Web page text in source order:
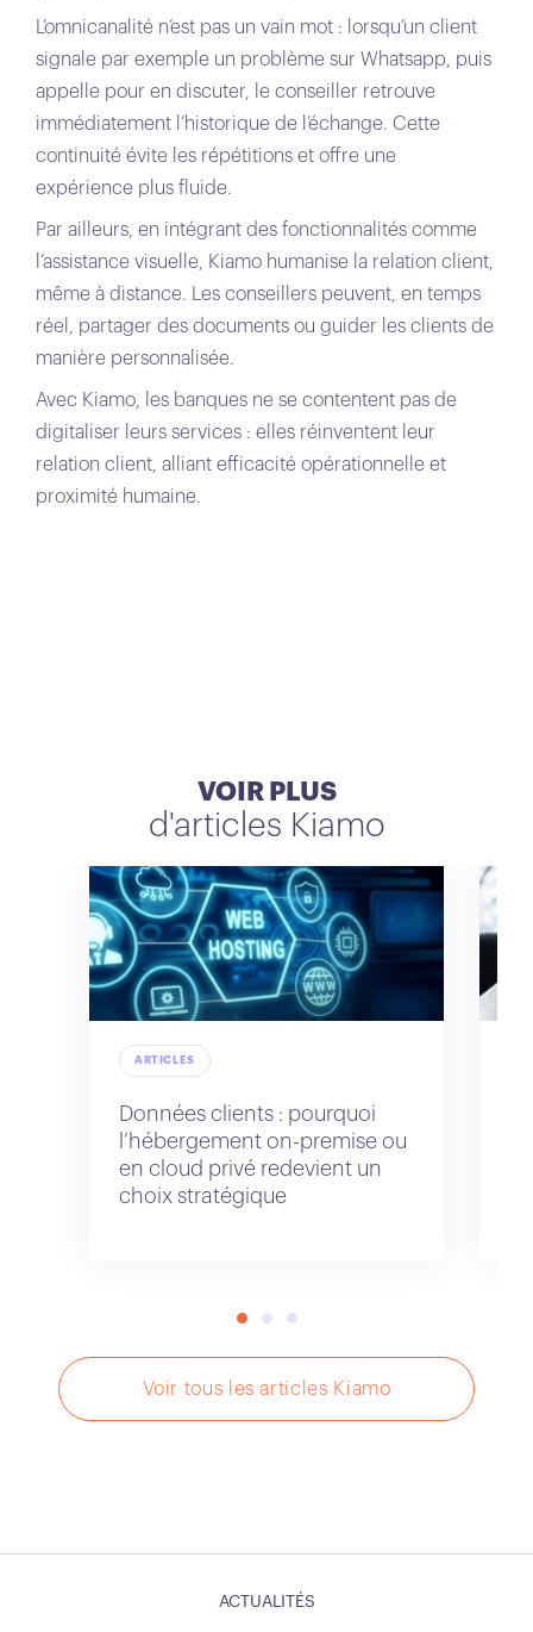
L’omnicanalité n’est pas un vain mot : lorsqu’un client
signale par exemple un problème sur Whatsapp, puis
appelle pour en discuter, le conseiller retrouve
immédiatement l’historique de l’échange. Cette
continuité évite les répétitions et offre une
expérience plus fluide.
Par ailleurs, en intégrant des fonctionnalités comme
l’assistance visuelle, Kiamo humanise la relation client,
même à distance. Les conseillers peuvent, en temps
réel, partager des documents ou guider les clients de
manière personnalisée.
Avec Kiamo, les banques ne se contentent pas de
digitaliser leurs services : elles réinventent leur
relation client, alliant efficacité opérationnelle et
proximité humaine.
VOIR PLUS
d'articles Kiamo
ARTICLES
Données clients : pourquoi
l’hébergement on-premise ou
en cloud privé redevient un
choix stratégique
Voir tous les articles Kiamo
ACTUALITÉS